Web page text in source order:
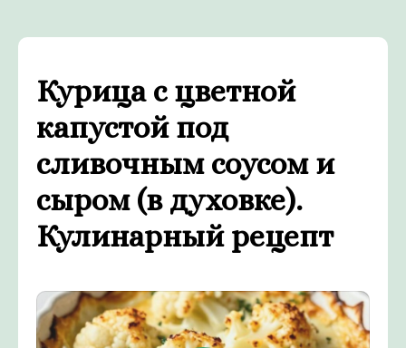
Курица с цветной
капустой под
сливочным соусом и
сыром (в духовке).
Кулинарный рецепт